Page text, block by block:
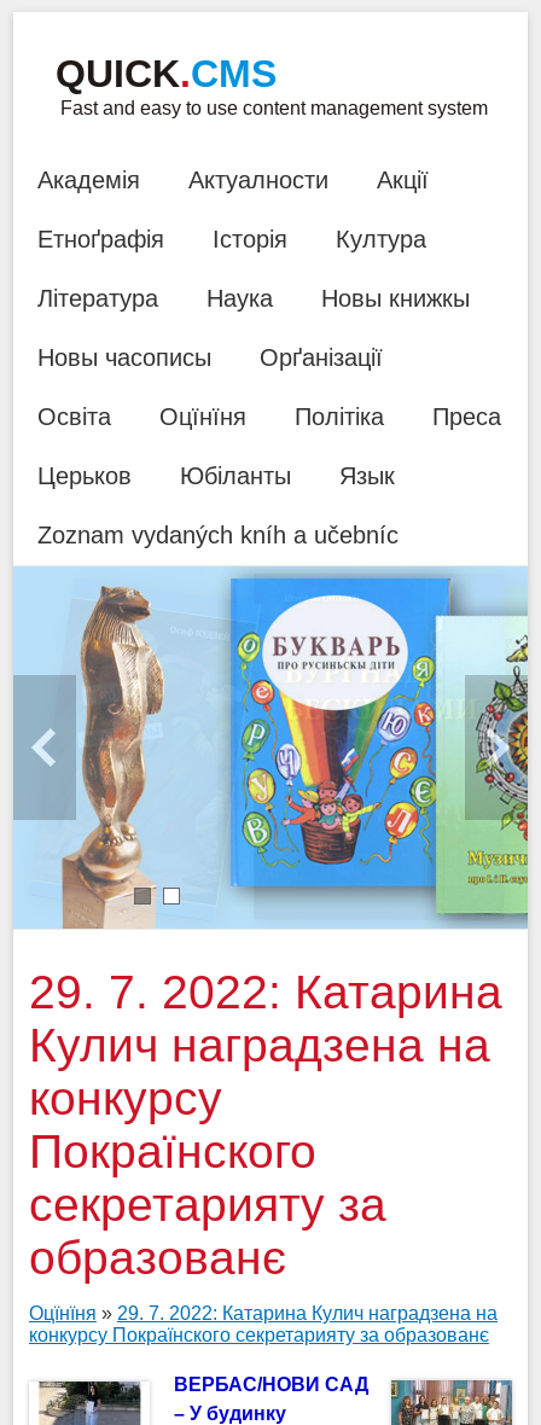
QUICK.CMS
Fast and easy to use content management system
Академія Актуалности Акції
Етноґрафія Історія Култура
Література Наука Новы книжкы
Новы часописы Орґанізації
Освіта Оцїнїня Політіка Преса
Церьков Юбіланты Язык
Zoznam vydaných kníh a učebníc
1 2
29. 7. 2022: Катарина
Кулич наградзена на
конкурсу
Покраїнского
секретарияту за
образованє
Оцїнїня » 29. 7. 2022: Катарина Кулич наградзена на
конкурсу Покраїнского секретарияту за образованє
ВЕРБАС/НОВИ САД
– У будинку